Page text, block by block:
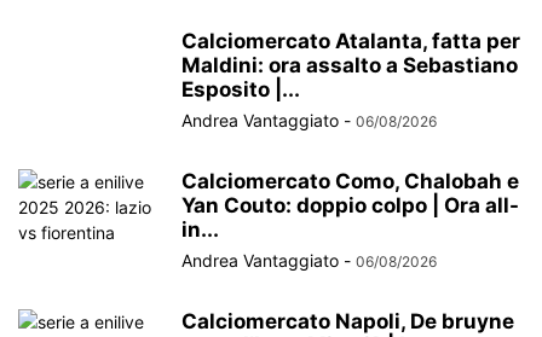
Calciomercato Atalanta, fatta per
Maldini: ora assalto a Sebastiano
Esposito |...
Andrea Vantaggiato - 06/08/2026
Calciomercato Como, Chalobah e
Yan Couto: doppio colpo | Ora all-
in...
Andrea Vantaggiato - 06/08/2026
Calciomercato Napoli, De bruyne